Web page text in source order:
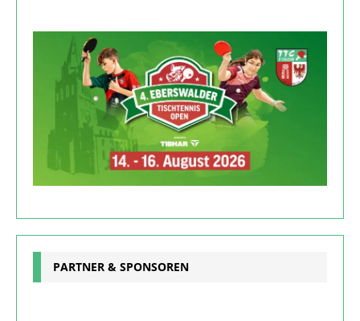
PARTNER & SPONSOREN